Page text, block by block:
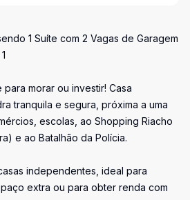
1 Suíte com 2 Vagas de Garagem
morar ou investir! Casa
tranquila e segura, próxima a uma
escolas, ao Shopping Riacho
e ao Batalhão da Polícia.
independentes, ideal para
extra ou para obter renda com